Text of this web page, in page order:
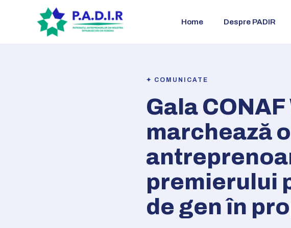
Home Despre PADIR
✦ COMUNICATE
Gala
marchează
premierului
de gen în